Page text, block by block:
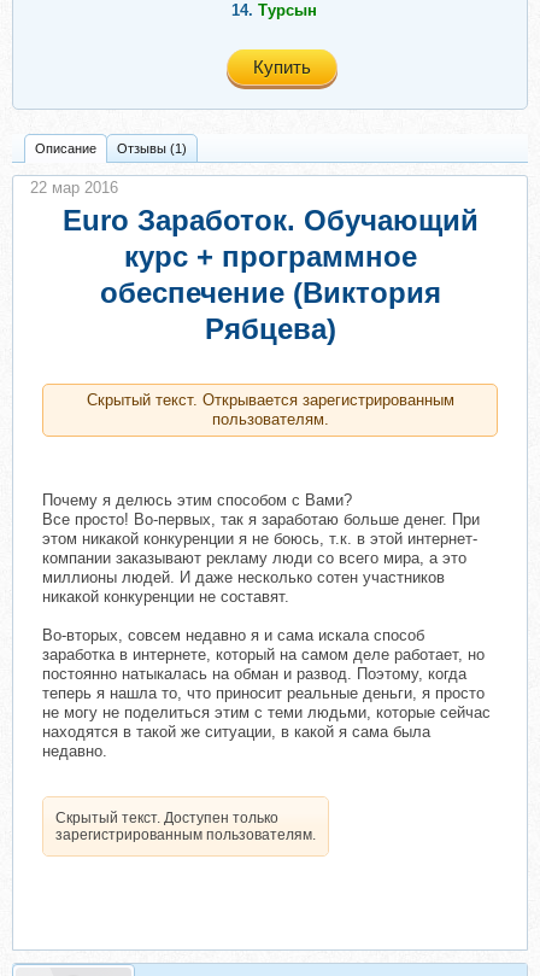
14. Турсын
Купить
Описание Отзывы (1)
Euro Заработок. Обучающий
курс + программное
обеспечение (Виктория
Рябцева)
Скрытый текст. Открывается зарегистрированным
пользователям.
Почему я делюсь этим способом с Вами?
Все просто! Во-первых, так я заработаю больше денег. При
этом никакой конкуренции я не боюсь, т.к. в этой интернет-
компании заказывают рекламу люди со всего мира, а это
миллионы людей. И даже несколько сотен участников
никакой конкуренции не составят.
Во-вторых, совсем недавно я и сама искала способ
заработка в интернете, который на самом деле работает, но
постоянно натыкалась на обман и развод. Поэтому, когда
теперь я нашла то, что приносит реальные деньги, я просто
не могу не поделиться этим с теми людьми, которые сейчас
находятся в такой же ситуации, в какой я сама была
недавно.
Скрытый текст. Доступен только
зарегистрированным пользователям.
22 мар 2016